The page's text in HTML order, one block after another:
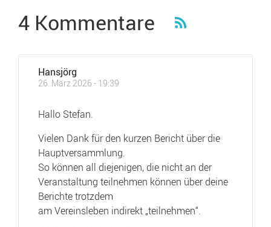
4 Kommentare
Hansjörg
26. März 2026 - 19:39
Hallo Stefan.
Vielen Dank für den kurzen Bericht über die
Hauptversammlung.
So können all diejenigen, die nicht an der
Veranstaltung teilnehmen können über deine
Berichte trotzdem
am Vereinsleben indirekt „teilnehmen“.